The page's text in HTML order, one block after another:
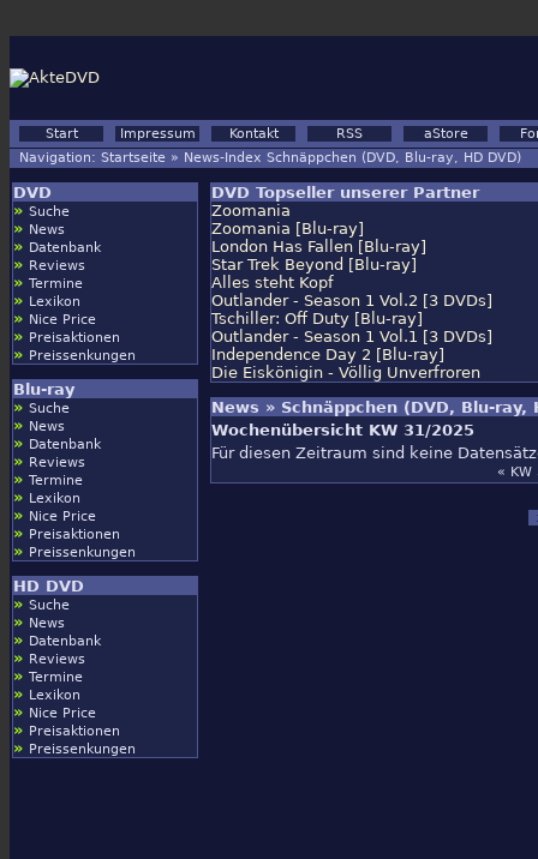
Start Impressum Kontakt RSS aStore
Navigation: Startseite » News-Index Schnäppchen (DVD, Blu-ray, HD DVD)
DVD
» Suche
» News
» Datenbank
» Reviews
» Termine
» Lexikon
» Nice Price
» Preisaktionen
» Preissenkungen
Blu-ray
» Suche
» News
» Datenbank
» Reviews
» Termine
» Lexikon
» Nice Price
» Preisaktionen
» Preissenkungen
HD DVD
» Suche
» News
» Datenbank
» Reviews
» Termine
» Lexikon
» Nice Price
» Preisaktionen
» Preissenkungen
DVD Topseller unserer Partner
Zoomania
Zoomania [Blu-ray]
London Has Fallen [Blu-ray]
Star Trek Beyond [Blu-ray]
Alles steht Kopf
Outlander - Season 1 Vol.2 [3 DVDs]
Tschiller: Off Duty [Blu-ray]
Outlander - Season 1 Vol.1 [3 DVDs]
Independence Day 2 [Blu-ray]
Die Eiskönigin - Völlig Unverfroren
News » Schnäppchen (DVD, Blu-ray,
Wochenübersicht KW 31/2025
Für diesen Zeitraum sind keine
« KW